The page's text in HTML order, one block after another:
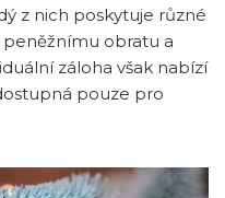
z nich poskytuje různé
peněžnímu obratu a
záloha však nabízí
pouze pro